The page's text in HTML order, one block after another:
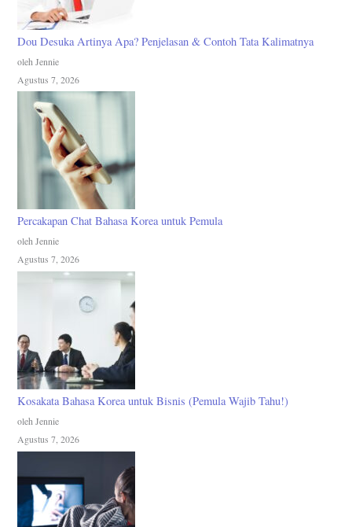
Dou Desuka Artinya Apa? Penjelasan & Contoh Tata Kalimatnya
oleh Jennie
Agustus 7, 2026
Percakapan Chat Bahasa Korea untuk Pemula
oleh Jennie
Agustus 7, 2026
Kosakata Bahasa Korea untuk Bisnis (Pemula Wajib Tahu!)
oleh Jennie
Agustus 7, 2026